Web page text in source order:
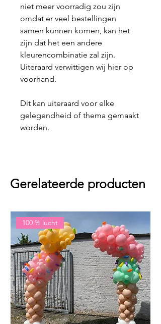
niet meer voorradig zou zijn
omdat er veel bestellingen
samen kunnen komen, kan het
zijn dat het een andere
kleurencombinatie zal zijn.
Uiteraard verwittigen wij hier op
voorhand.
Dit kan uiteraard voor elke
gelegendheid of thema gemaakt
worden.
Gerelateerde producten
100 % lucht